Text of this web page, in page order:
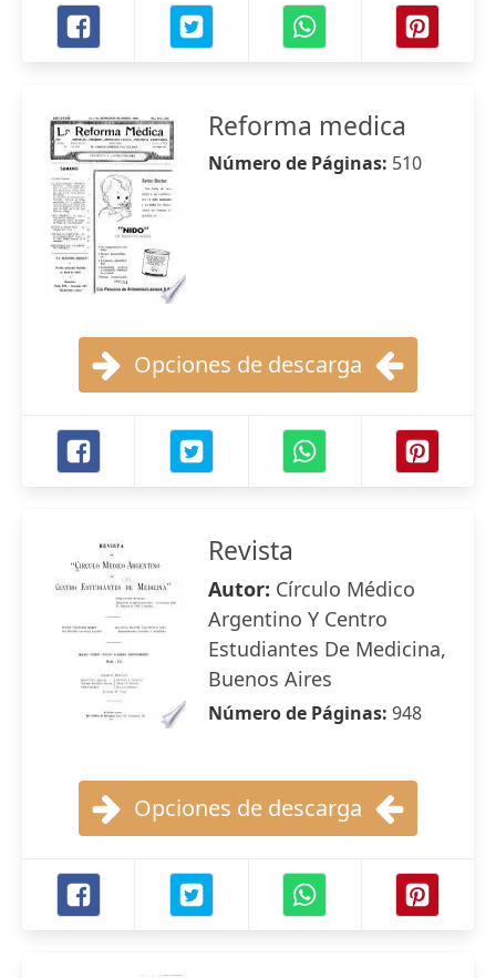
Reforma medica
Número de Páginas: 510
Opciones de descarga
Revista
Autor: Círculo Médico
Argentino Y Centro
Estudiantes De Medicina,
Buenos Aires
Número de Páginas: 948
Opciones de descarga